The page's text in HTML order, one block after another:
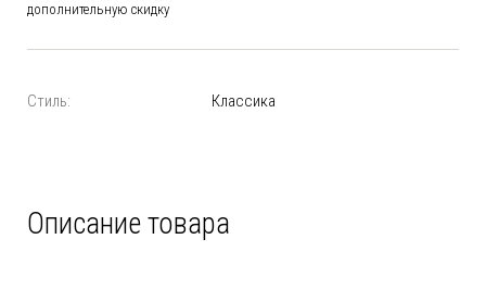
дополнительную скидку
Стиль: Классика
Описание товара